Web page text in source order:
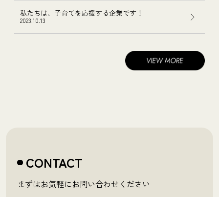
私たちは、子育てを応援する企業です！
2023.10.13
CONTACT
まずはお気軽にお問い合わせください